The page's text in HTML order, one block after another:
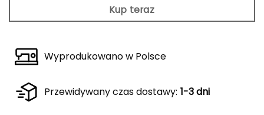
Kup teraz
Wyprodukowano w Polsce
Przewidywany czas dostawy: 1-3 dni